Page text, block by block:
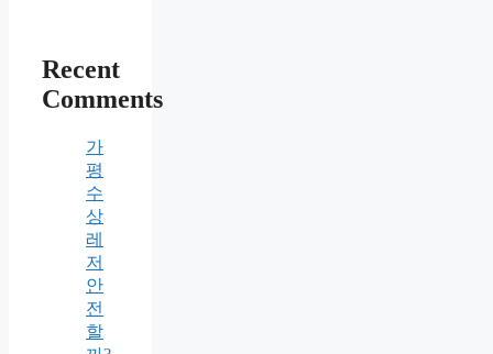
Recent
Comments
가
평
수
상
레
저
안
전
할